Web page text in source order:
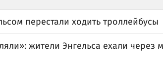
перестали ходить троллейбусы
жители Энгельса ехали через